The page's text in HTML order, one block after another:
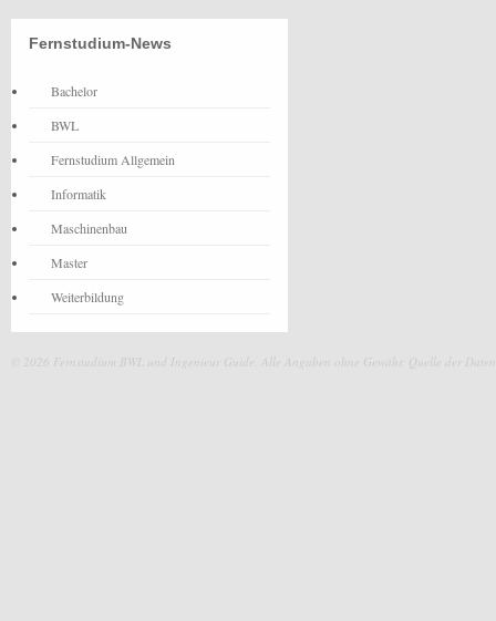
Fernstudium-News
Bachelor
BWL
Fernstudium Allgemein
Informatik
Maschinenbau
Master
Weiterbildung
© 2026 Fernstudium BWL und Ingenieur Guide. Alle Angaben ohne Gewähr. Quelle der